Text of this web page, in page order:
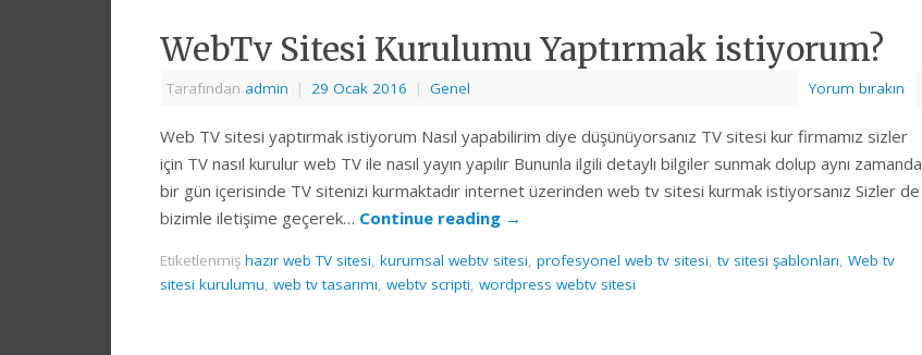
WebTv Sitesi Kurulumu Yaptırmak istiyorum?
Tarafından admin | 29 Ocak 2016 | Genel Yorum bırakın
Web TV sitesi yaptırmak istiyorum Nasıl yapabilirim diye düşünüyorsanız TV sitesi kur firmamız sizler
için TV nasıl kurulur web TV ile nasıl yayın yapılır Bununla ilgili detaylı bilgiler sunmak dolup aynı zamanda
bir gün içerisinde TV sitenizi kurmaktadır internet üzerinden web tv sitesi kurmak istiyorsanız Sizler de
bizimle iletişime geçerek… Continue reading →
Etiketlenmiş hazır web TV sitesi, kurumsal webtv sitesi, profesyonel web tv sitesi,tv sitesi şablonları, Web tv
sitesi kurulumu, web tv tasarımı, webtv scripti, wordpress webtv sitesi